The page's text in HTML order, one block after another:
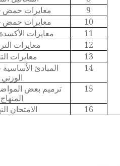
9 معايرات
10 معايرات
11 معايرات
12 معايرات
13 معايرات
14
المبادئ
الوزني
15
ترميم بعض
المنهاج
16 الامتحان